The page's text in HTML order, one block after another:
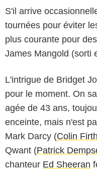
S'il arrive
tournées pour éviter
plus courante pour
James Mangold (sorti
L'intrigue de Bridget
pour le moment. On
agée de 43 ans,
enceinte, mais n'est
Mark Darcy (Colin Firth
Qwant (Patrick
chanteur Ed Sheeran